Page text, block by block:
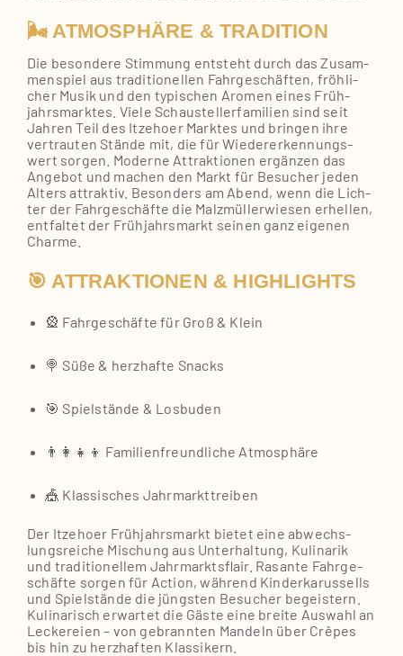
🌬️ ATMOSPHÄRE & TRADITION
Die beson­de­re Stim­mung ent­steht durch das Zusam­
men­spiel aus tra­di­tio­nel­len Fahr­ge­schäf­ten, fröh­li­
cher Musik und den typi­schen Aro­men eines Früh­
jahrs­mark­tes. Vie­le Schau­stel­ler­fa­mi­li­en sind seit
Jah­ren Teil des Itze­hoer Mark­tes und brin­gen ihre
ver­trau­ten Stän­de mit, die für Wie­der­erken­nungs­
wert sor­gen. Moder­ne Attrak­tio­nen ergän­zen das
Ange­bot und machen den Markt für Besu­cher jeden
Alters attrak­tiv. Beson­ders am Abend, wenn die Lich­
ter der Fahr­ge­schäf­te die Malz­mül­ler­wie­sen erhel­len,
ent­fal­tet der Früh­jahrs­markt sei­nen ganz eige­nen
Charme.
🎯 ATTRAKTIONEN & HIGHLIGHTS
🎡 Fahr­ge­schäf­te für Groß & Klein
🍭 Süße & herz­haf­te Snacks
🎯 Spiel­stän­de & Los­bu­den
👨‍👩‍👧‍👦 Fami­li­en­freund­li­che Atmo­sphä­re
🎪 Klas­si­sches Jahr­markt­trei­ben
Der Itze­hoer Früh­jahrs­markt bie­tet eine abwechs­
lungs­rei­che Mischung aus Unter­hal­tung, Kuli­na­rik
und tra­di­tio­nel­lem Jahr­markts­flair. Rasan­te Fahr­ge­
schäf­te sor­gen für Action, wäh­rend Kin­der­ka­rus­sells
und Spiel­stän­de die jüngs­ten Besu­cher begeis­tern.
Kuli­na­risch erwar­tet die Gäs­te eine brei­te Aus­wahl an
Lecke­rei­en – von gebrann­ten Man­deln über Crê­pes
bis hin zu herz­haf­ten Klas­si­kern.